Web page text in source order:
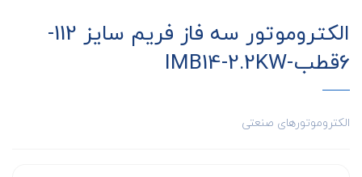
الکتروموتور سه فاز فریم سایز 112-
6قطب-IMB14-2.2KW
الکتروموتورهای صنعتی